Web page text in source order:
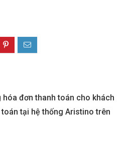
hóa đơn thanh toán cho khách
tại hệ thống Aristino trên